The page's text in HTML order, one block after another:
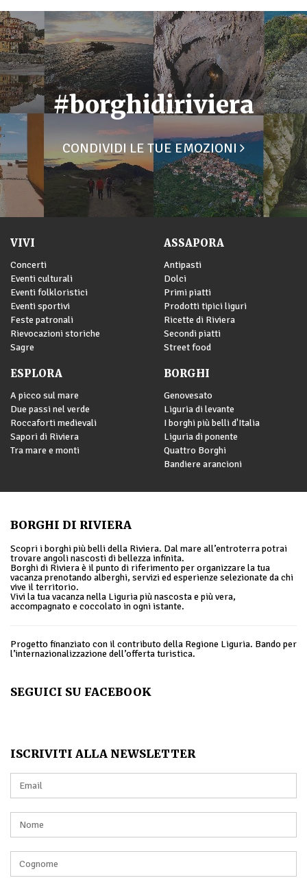
#borghidiriviera
CONDIVIDI LE TUE EMOZIONI
VIVI
Concerti
Eventi culturali
Eventi folkloristici
Eventi sportivi
Feste patronali
Rievocazioni storiche
Sagre
ASSAPORA
Antipasti
Dolci
Primi piatti
Prodotti tipici liguri
Ricette di Riviera
Secondi piatti
Street food
ESPLORA
A picco sul mare
Due passi nel verde
Roccaforti medievali
Sapori di Riviera
Tra mare e monti
BORGHI
Genovesato
Liguria di levante
I borghi più belli d'Italia
Liguria di ponente
Quattro Borghi
Bandiere arancioni
BORGHI DI RIVIERA
Scopri i borghi più belli della Riviera. Dal mare all’entroterra potrai
trovare angoli nascosti di bellezza infinita.
Borghi di Riviera è il punto di riferimento per organizzare la tua
vacanza prenotando alberghi, servizi ed esperienze selezionate da chi
vive il territorio.
Vivi la tua vacanza nella Liguria più nascosta e più vera,
accompagnato e coccolato in ogni istante.
Progetto finanziato con il contributo della Regione Liguria. Bando per
l’internazionalizzazione dell’offerta turistica.
SEGUICI SU FACEBOOK
ISCRIVITI ALLA NEWSLETTER